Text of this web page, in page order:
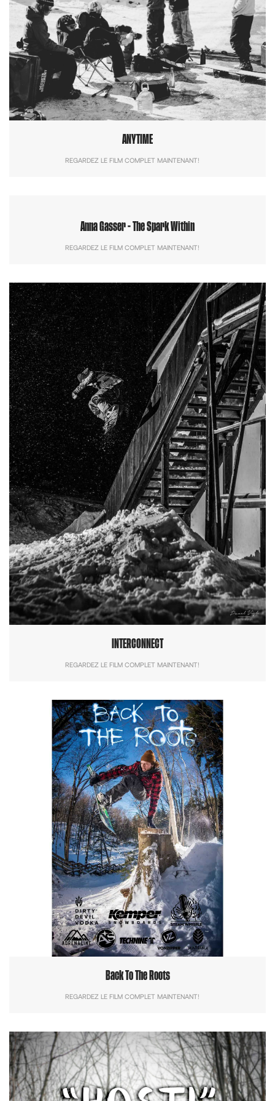
ANYTIME
REGARDEZ LE FILM COMPLET MAINTENANT!
Anna Gasser - The Spark Within
REGARDEZ LE FILM COMPLET MAINTENANT!
INTERCONNECT
REGARDEZ LE FILM COMPLET MAINTENANT!
Back To The Roots
REGARDEZ LE FILM COMPLET MAINTENANT!